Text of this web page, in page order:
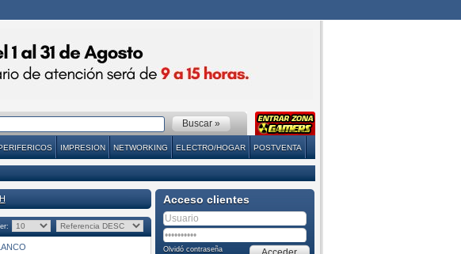
IMPRESION NETWORKING ELECTRO/HOGAR POSTVENTA
Acceso clientes
Olvidó contraseña